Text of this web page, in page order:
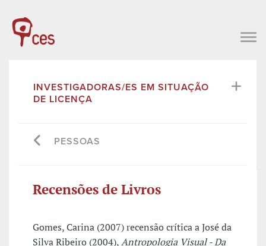
INVESTIGADORAS/ES EM SITUAÇÃO
DE LICENÇA
PESSOAS
Recensões de Livros
Gomes, Carina (2007) recensão crítica a José da
Silva Ribeiro (2004),Antropologia Visual - Da